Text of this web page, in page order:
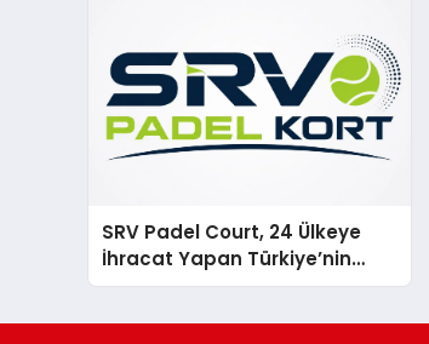
SRV Padel Court, 24 Ülkeye
İhracat Yapan Türkiye’nin
Padel Kortu Üretim Gücü